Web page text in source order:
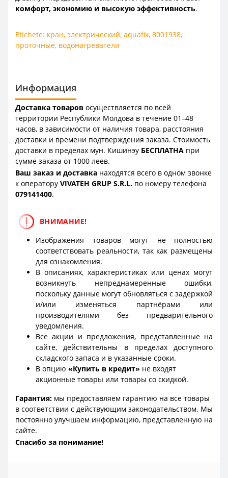
комфорт, экономию и высокую эффективность.
Etichete: кран, электрический, aquafix, 8001938,
проточные, водонагреватели
Информация
Доставка товаров осуществляется по всей
территории Республики Молдова в течение 01–48
часов, в зависимости от наличия товара, расстояния
доставки и времени подтверждения заказа. Стоимость
доставки в пределах мун. Кишинэу БЕСПЛАТНА при
сумме заказа от 1000 леев.
Ваш заказ и доставка находятся всего в одном звонке
к оператору VIVATEH GRUP S.R.L. по номеру телефона
079141400.
ВНИМАНИЕ!
Изображения товаров могут не полностью
соответствовать реальности, так как размещены
для ознакомления.
В описаниях, характеристиках или ценах могут
возникнуть непреднамеренные ошибки,
поскольку данные могут обновляться с задержкой
и/или изменяться партнёрами или
производителями без предварительного
уведомления.
Все акции и предложения, представленные на
сайте, действительны в пределах доступного
складского запаса и в указанные сроки.
В опцию «Купить в кредит» не входят
акционные товары или товары со скидкой.
Гарантия: мы предоставляем гарантию на все товары
в соответствии с действующим законодательством. Мы
постоянно улучшаем информацию, представленную на
сайте.
Спасибо за понимание!